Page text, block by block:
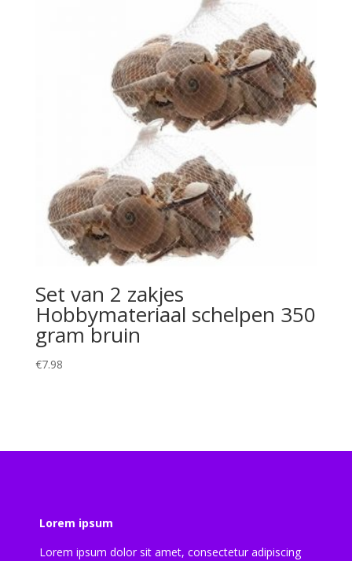
Set van 2 zakjes
Hobbymateriaal schelpen 350
gram bruin
€7.98
Lorem ipsum
Lorem ipsum dolor sit amet, consectetur adipiscing